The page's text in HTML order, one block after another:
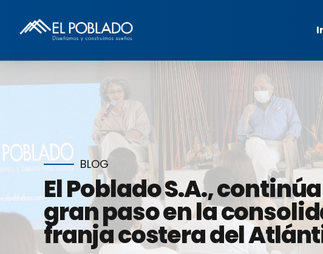
BLOG
El Poblado S.A.,
gran paso en la
franja costera del